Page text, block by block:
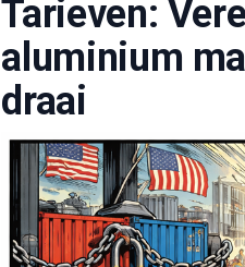
Tarieven:
aluminium
draai